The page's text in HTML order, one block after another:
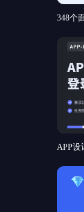
348个
APP设